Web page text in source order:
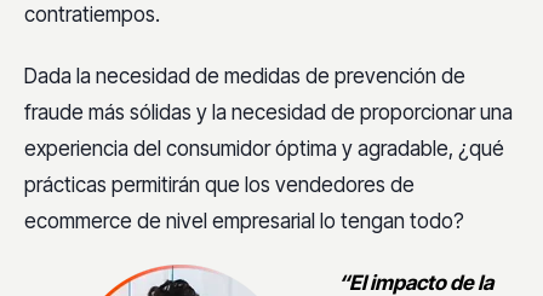
contratiempos.
Dada la necesidad de medidas de prevención de
fraude más sólidas y la necesidad de proporcionar una
experiencia del consumidor óptima y agradable, ¿qué
prácticas permitirán que los vendedores de
ecommerce de nivel empresarial lo tengan todo?
“El impacto de la